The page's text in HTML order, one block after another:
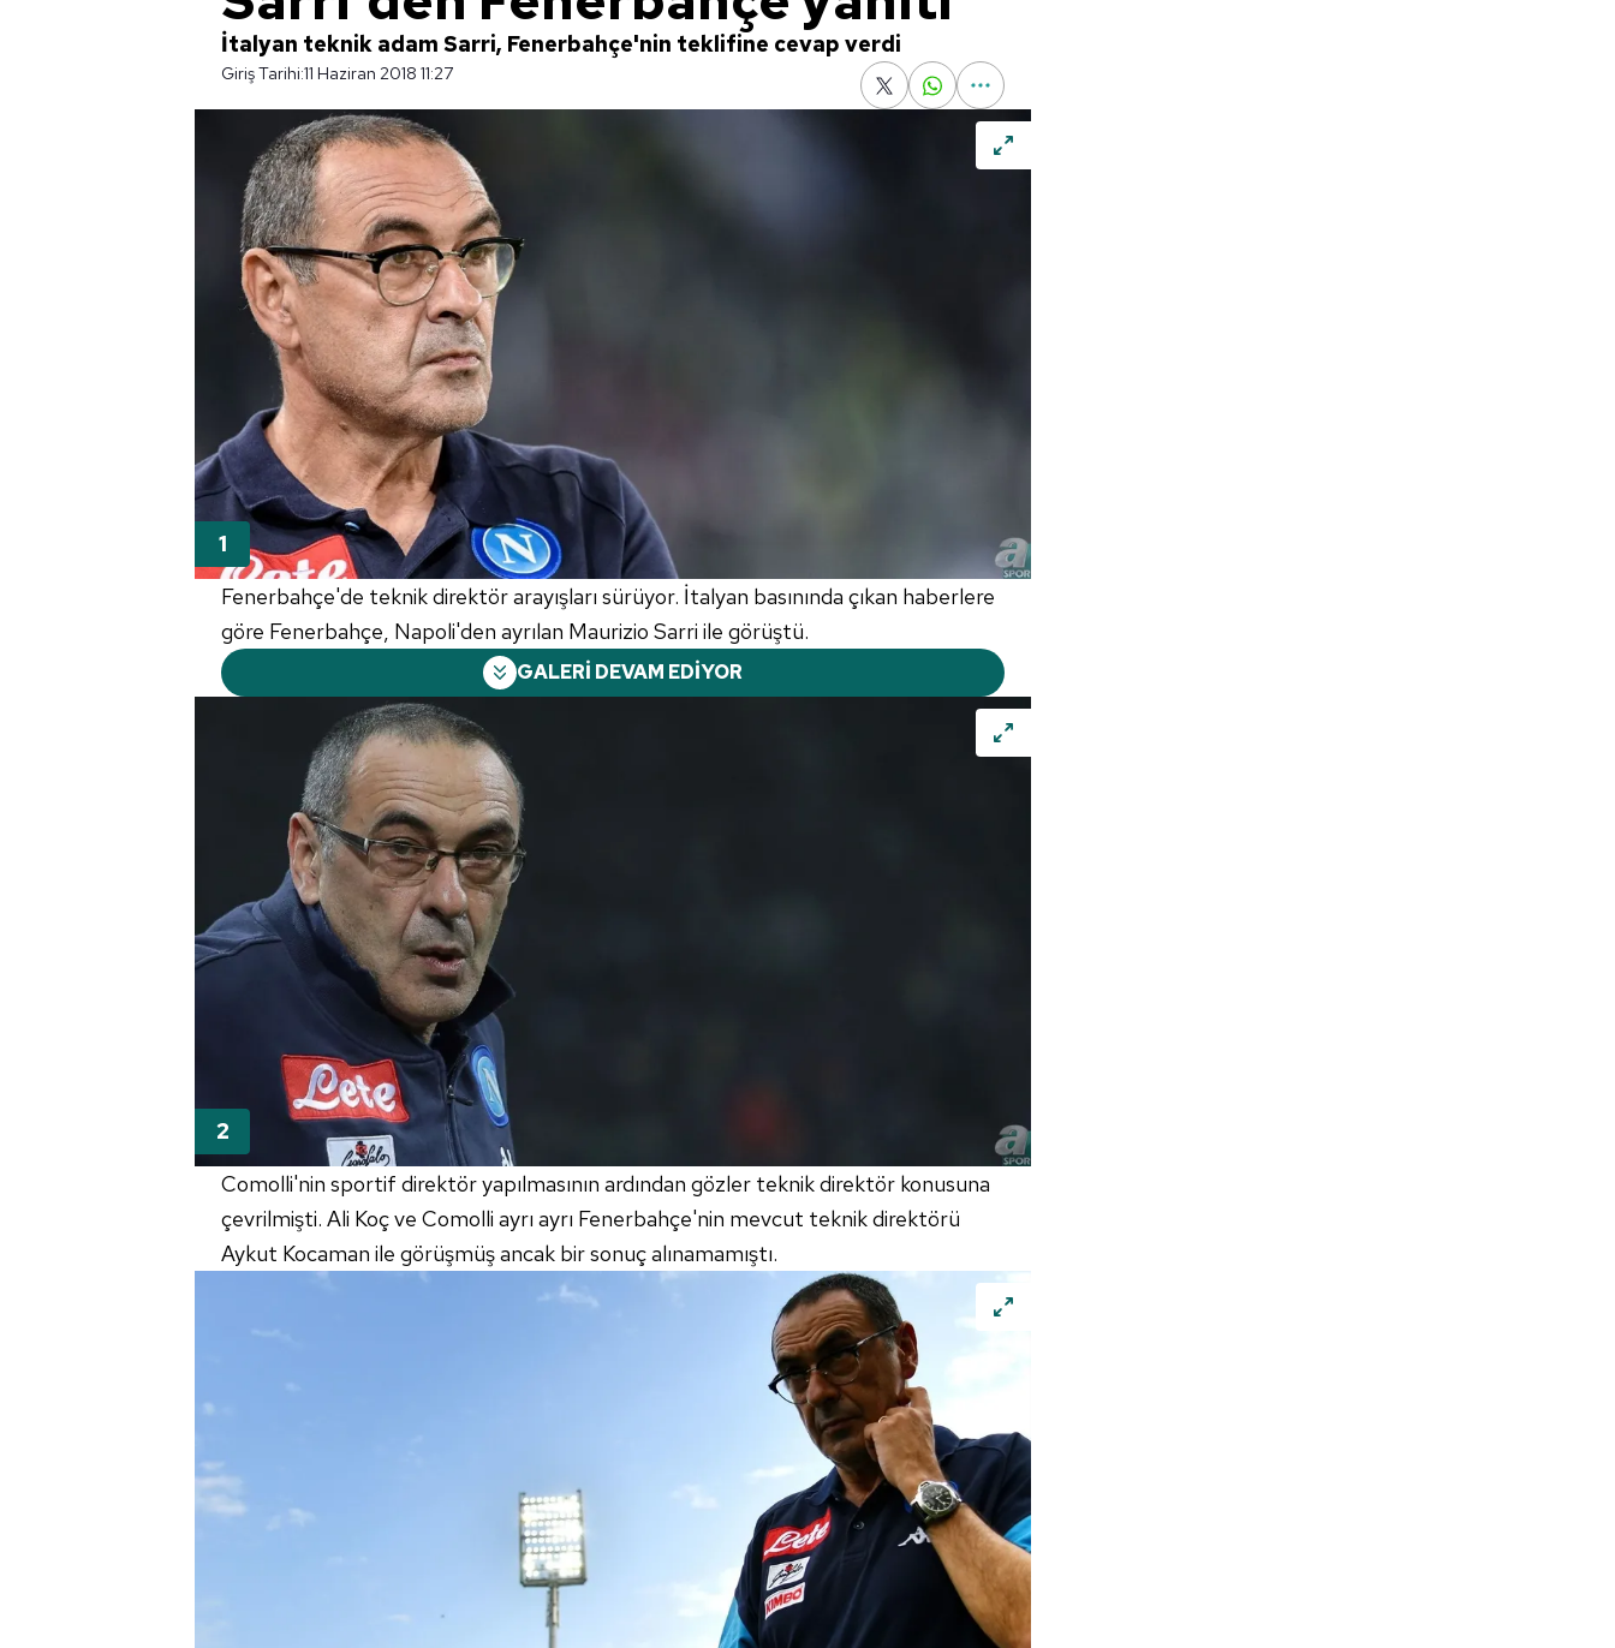
İtalyan teknik adam Sarri, Fenerbahçe'nin teklifine cevap verdi
Giriş Tarihi:11 Haziran 2018 11:27
Fenerbahçe'de teknik direktör arayışları sürüyor. İtalyan basınında çıkan haberlere
göre Fenerbahçe, Napoli'den ayrılan Maurizio Sarri ile görüştü.
GALERİ DEVAM EDİYOR
Comolli'nin sportif direktör yapılmasının ardından gözler teknik direktör konusuna
çevrilmişti. Ali Koç ve Comolli ayrı ayrı Fenerbahçe'nin mevcut teknik direktörü
Aykut Kocaman ile görüşmüş ancak bir sonuç alınamamıştı.